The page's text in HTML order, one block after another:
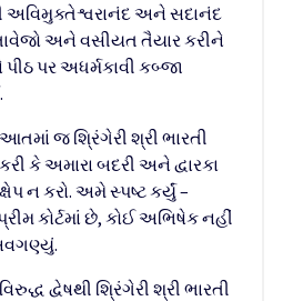
અવિમુક્તેશ્વરાનંદ અને સદાનંદ
અને વસીયત તૈયાર કરીને
પર અધર્મકાવી કબ્જા
જ શ્રિંગેરી શ્રી ભારતી
કે અમારા બદરી અને દ્વારકા
ન કરો. અમે સ્પષ્ટ કર્યું –
કોર્ટમાં છે, કોઈ અભિષેક નહીં
દ્વેષથી શ્રિંગેરી શ્રી ભારતી